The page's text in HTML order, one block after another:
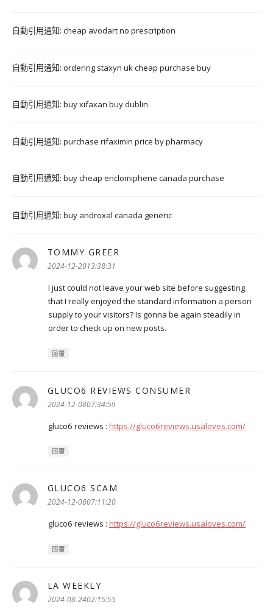
自動引用通知: cheap avodart no prescription
自動引用通知: ordering staxyn uk cheap purchase buy
自動引用通知: buy xifaxan buy dublin
自動引用通知: purchase rifaximin price by pharmacy
自動引用通知: buy cheap enclomiphene canada purchase
自動引用通知: buy androxal canada generic
TOMMY GREER
2024-12-2013:38:31
I just could not leave your web site before suggesting
that I really enjoyed the standard information a person
supply to your visitors? Is gonna be again steadily in
order to check up on new posts.
回覆
GLUCO6 REVIEWS CONSUMER
2024-12-0807:34:59
gluco6 reviews : https://gluco6reviews.usaloves.com/
回覆
GLUCO6 SCAM
2024-12-0807:11:20
gluco6 reviews : https://gluco6reviews.usaloves.com/
回覆
LA WEEKLY
示:
2024-08-2402:15:55